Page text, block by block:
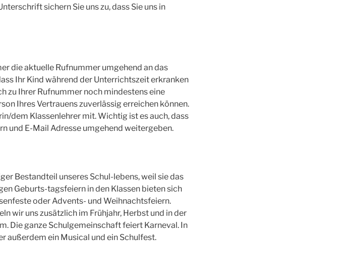
sichern Sie uns zu, dass Sie uns in
die aktuelle Rufnummer umgehend an das
Ihr Kind während der Unterrichtszeit erkranken
zu Ihrer Rufnummer noch mindestens eine
Ihres Vertrauens zuverlässig erreichen können.
dem Klassenlehrer mit. Wichtig ist es auch, dass
und E-Mail Adresse umgehend weitergeben.
Bestandteil unseres Schul-lebens, weil sie das
Geburts-tagsfeiern in den Klassen bieten sich
oder Advents- und Weihnachtsfeiern.
wir uns zusätzlich im Frühjahr, Herbst und in der
Die ganze Schulgemeinschaft feiert Karneval. In
außerdem ein Musical und ein Schulfest.